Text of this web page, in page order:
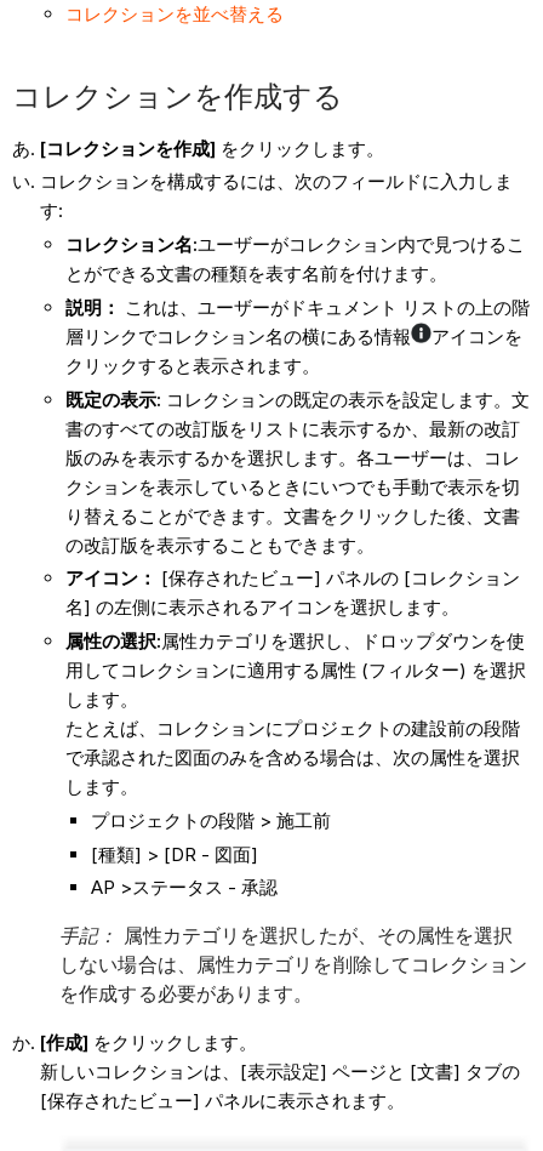
コレクションを並べ替える
コレクションを作成する
[コレクションを作成] をクリックします。
コレクションを構成するには、次のフィールドに入力しま
す:
コレクション名:ユーザーがコレクション内で見つけるこ
とができる文書の種類を表す名前を付けます。
説明：
これは、ユーザーがドキュメント リストの上の階
層リンクでコレクション名の横にある情報
アイコンを
クリックすると表示されます。
既定の表示: コレクションの既定の表示を設定します。文
書のすべての改訂版をリストに表示するか、最新の改訂
版のみを表示するかを選択します。各ユーザーは、コレ
クションを表示しているときにいつでも手動で表示を切
り替えることができます。文書をクリックした後、文書
の改訂版を表示することもできます。
アイコン： [保存されたビュー] パネルの [コレクション
名] の左側に表示されるアイコンを選択します。
属性の選択:属性カテゴリを選択し、ドロップダウンを使
用してコレクションに適用する属性 (フィルター) を選択
します。
たとえば、コレクションにプロジェクトの建設前の段階
で承認された図面のみを含める場合は、次の属性を選択
します。
プロジェクトの段階 > 施工前
[種類] > [DR - 図面]
AP >ステータス - 承認
手記：
属性カテゴリを選択したが、その属性を選択
しない場合は、属性カテゴリを削除してコレクション
を作成する必要があります。
[作成] をクリックします。
新しいコレクションは、[表示設定] ページと [文書] タブの
[保存されたビュー] パネルに表示されます。